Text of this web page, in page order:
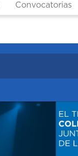
Convocatorias